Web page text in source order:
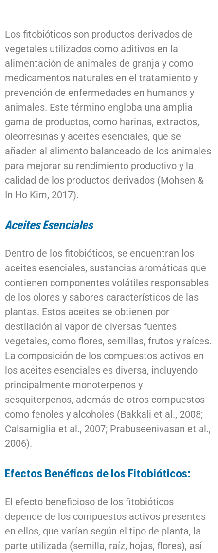
Los fitobióticos son productos derivados de
vegetales utilizados como aditivos en la
alimentación de animales de granja y como
medicamentos naturales en el tratamiento y
prevención de enfermedades en humanos y
animales. Este término engloba una amplia
gama de productos, como harinas, extractos,
oleorresinas y aceites esenciales, que se
añaden al alimento balanceado de los animales
para mejorar su rendimiento productivo y la
calidad de los productos derivados (Mohsen &
In Ho Kim, 2017).
Aceites Esenciales
Dentro de los fitobióticos, se encuentran los
aceites esenciales, sustancias aromáticas que
contienen componentes volátiles responsables
de los olores y sabores característicos de las
plantas. Estos aceites se obtienen por
destilación al vapor de diversas fuentes
vegetales, como flores, semillas, frutos y raíces.
La composición de los compuestos activos en
los aceites esenciales es diversa, incluyendo
principalmente monoterpenos y
sesquiterpenos, además de otros compuestos
como fenoles y alcoholes (Bakkali et al., 2008;
Calsamiglia et al., 2007; Prabuseenivasan et al.,
2006).
Efectos Benéficos de los Fitobióticos:
El efecto beneficioso de los fitobióticos
depende de los compuestos activos presentes
en ellos, que varían según el tipo de planta, la
parte utilizada (semilla, raíz, hojas, flores), así